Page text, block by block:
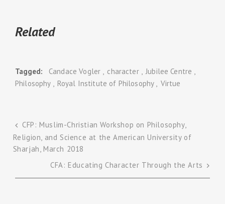
Related
Tagged Candace Vogler character
Jubilee Centre
Philosophy
Royal Institute of Philosophy Virtue
Post
navigation
CFP: Muslim-Christian Workshop on Philosophy,
Religion, and Science at the American University of
Sharjah, March 2018
CFA: Educating Character Through the Arts